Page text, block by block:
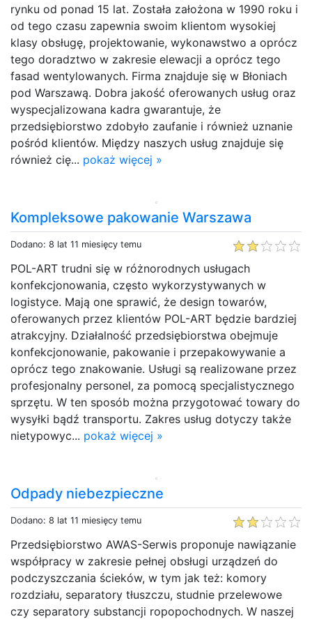
rynku od ponad 15 lat. Została założona w 1990 roku i
od tego czasu zapewnia swoim klientom wysokiej
klasy obsługę, projektowanie, wykonawstwo a oprócz
tego doradztwo w zakresie elewacji a oprócz tego
fasad wentylowanych. Firma znajduje się w Błoniach
pod Warszawą. Dobra jakość oferowanych usług oraz
wyspecjalizowana kadra gwarantuje, że
przedsiębiorstwo zdobyło zaufanie i również uznanie
pośród klientów. Między naszych usług znajduje się
również cię... pokaż więcej »
Kompleksowe pakowanie Warszawa
Dodano: 8 lat 11 miesięcy temu
POL-ART trudni się w różnorodnych usługach
konfekcjonowania, często wykorzystywanych w
logistyce. Mają one sprawić, że design towarów,
oferowanych przez klientów POL-ART będzie bardziej
atrakcyjny. Działalność przedsiębiorstwa obejmuje
konfekcjonowanie, pakowanie i przepakowywanie a
oprócz tego znakowanie. Usługi są realizowane przez
profesjonalny personel, za pomocą specjalistycznego
sprzętu. W ten sposób można przygotować towary do
wysyłki bądź transportu. Zakres usług dotyczy także
nietypowyc... pokaż więcej »
Odpady niebezpieczne
Dodano: 8 lat 11 miesięcy temu
Przedsiębiorstwo AWAS-Serwis proponuje nawiązanie
współpracy w zakresie pełnej obsługi urządzeń do
podczyszczania ścieków, w tym jak też: komory
rozdziału, separatory tłuszczu, studnie przelewowe
czy separatory substancji ropopochodnych. W naszej